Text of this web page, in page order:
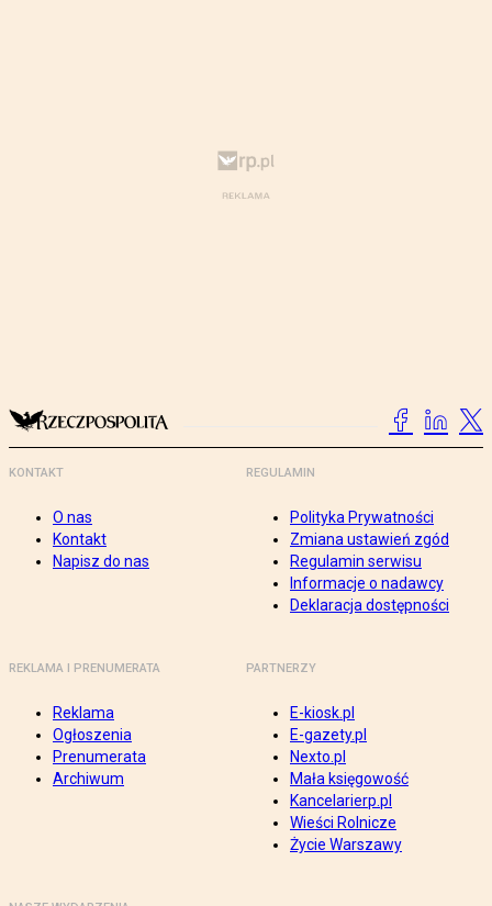
KONTAKT
O nas
Kontakt
Napisz do nas
REGULAMIN
Polityka Prywatności
Zmiana ustawień zgód
Regulamin serwisu
Informacje o nadawcy
Deklaracja dostępności
REKLAMA I PRENUMERATA
Reklama
Ogłoszenia
Prenumerata
Archiwum
PARTNERZY
E-kiosk.pl
E-gazety.pl
Nexto.pl
Mała księgowość
Kancelarierp.pl
Wieści Rolnicze
Życie Warszawy